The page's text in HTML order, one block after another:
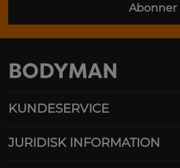
Abonner
KUNDESERVICE
JURIDISK INFORMATION